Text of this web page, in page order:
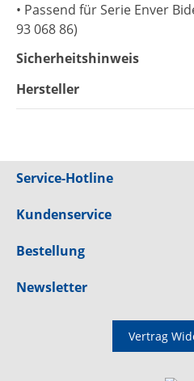
• Passend für Serie Enver
93 068 86)
Sicherheitshinweis
Hersteller
Service-Hotline
Kundenservice
Bestellung
Newsletter
Vertrag